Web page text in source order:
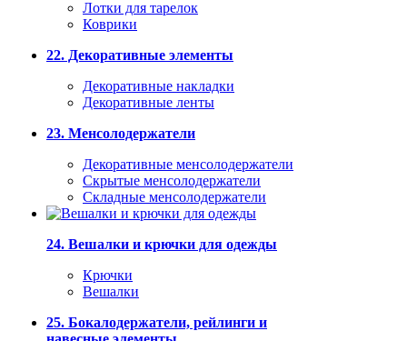
Лотки для тарелок
Коврики
22. Декоративные элементы
Декоративные накладки
Декоративные ленты
23. Менсолодержатели
Декоративные менсолодержатели
Скрытые менсолодержатели
Складные менсолодержатели
24. Вешалки и крючки для одежды
Крючки
Вешалки
25. Бокалодержатели, рейлинги и